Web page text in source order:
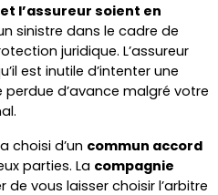
l’assureur soient en
sinistre dans le cadre de
juridique. L’assureur
est inutile d’intenter une
d’avance malgré votre
choisi d’un commun accord
parties. La compagnie
vous laisser choisir l’arbitre